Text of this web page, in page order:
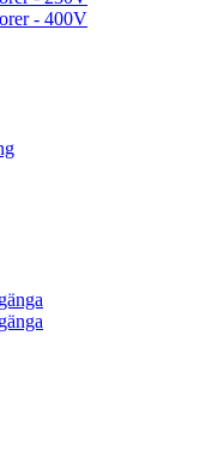
- 400V